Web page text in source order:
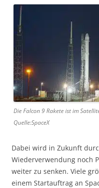
Die Falcon 9 Rakete ist im
Quelle:SpaceX
Dabei wird in Zukunft
Wiederverwendung noch
weiter zu senken. Viele
einem Startauftrag an